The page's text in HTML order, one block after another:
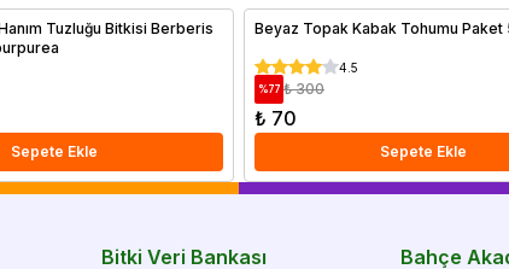
Tuzluğu Bitkisi Berberis
Sepete Ekle
Beyaz Topak Kabak Tohumu Paket
4.5
%77 ₺ 300
₺ 70
Sepete Ekle
Bitki Veri Bankası Bahçe